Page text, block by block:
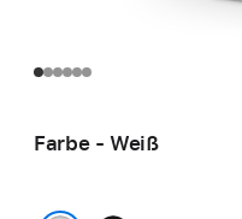
Farbe - Weiß